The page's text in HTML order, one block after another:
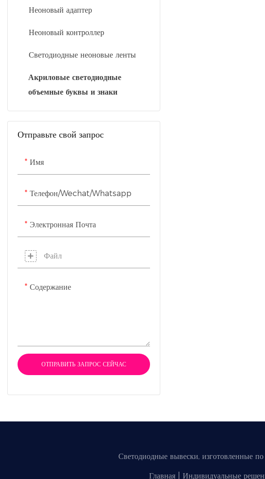
Неоновые вывески для
ресторанов
Неоновая вывеска салона
Неоновая вывеска отеля
Неоновая вывеска «Развлечения»
Неоновая вывеска «Образование»
временных магазинов
Неоновые вывески на заднем
Неоновый адаптер
Неоновый контроллер
Светодиодные неоновые ленты
Акриловые светодиодные
объемные буквы и знаки
Отправьте свой запрос
Имя
Телефон/Wechat/Whatsapp
Электронная Почта
Файл
Содержание
ОТПРАВИТЬ ЗАПРОС СЕЙЧАС
Светодиодные вывески, изготовленные
Главная| Индивидуальные